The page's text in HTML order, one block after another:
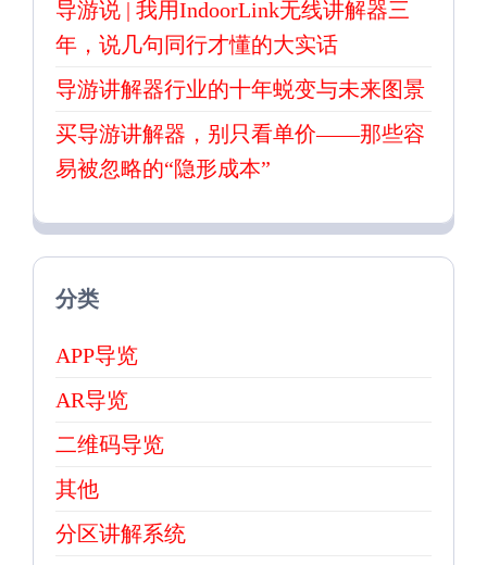
导游说 | 我用IndoorLink无线讲解器三
年，说几句同行才懂的大实话
导游讲解器行业的十年蜕变与未来图景
买导游讲解器，别只看单价——那些容
易被忽略的“隐形成本”
分类
APP导览
AR导览
二维码导览
其他
分区讲解系统